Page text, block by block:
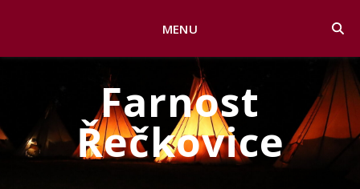
MENU
Farnost
Řečkovice